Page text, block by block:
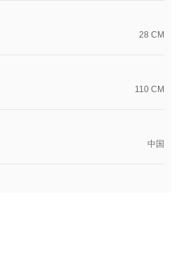
28 CM
110 CM
中国